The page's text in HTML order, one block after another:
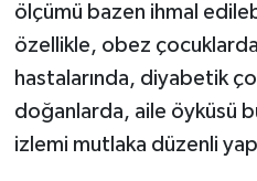
ölçümü bazen ihmal
özellikle, obez
hastalarında, diyabetik
doğanlarda, aile öyküsü
izlemi mutlaka düzenli